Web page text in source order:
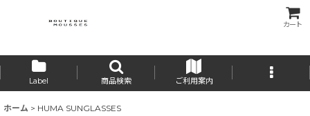
カート
Label 商品検索 ご利用案内
ホーム > HUMA SUNGLASSES